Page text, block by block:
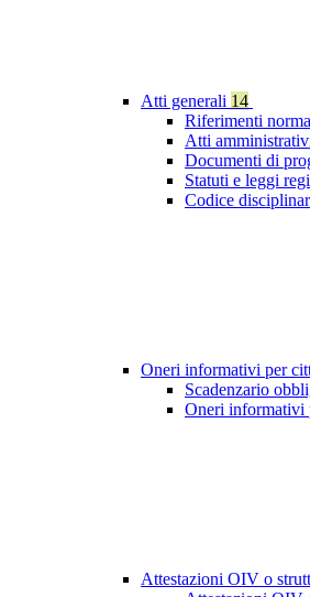
Atti generali 14
Riferimenti
Atti
Documenti di
Statuti e leggi
Codice
Oneri informativi per
Scadenzario
Oneri informativi
Attestazioni OIV o